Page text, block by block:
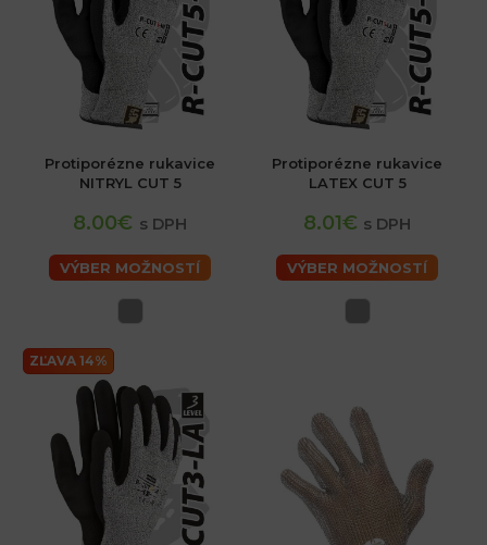
Protiporézne rukavice
NITRYL CUT 5
8.00€ s DPH
VÝBER MOŽNOSTÍ
Protiporézne rukavice
LATEX CUT 5
8.01€ s DPH
VÝBER MOŽNOSTÍ
ZĽAVA 14%